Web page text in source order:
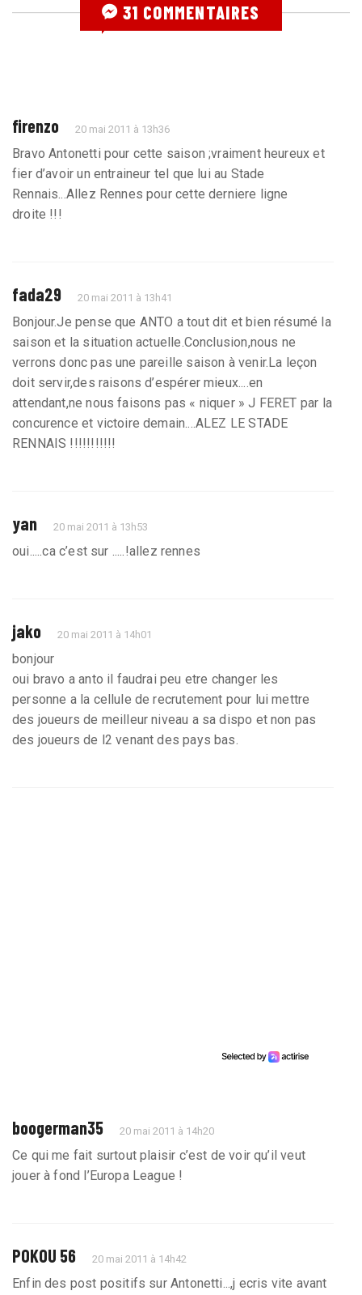
31 COMMENTAIRES
firenzo 20 mai 2011 à 13h36
Bravo Antonetti pour cette saison ;vraiment heureux et
fier d’avoir un entraineur tel que lui au Stade
Rennais...Allez Rennes pour cette derniere ligne
droite !!!
fada29 20 mai 2011 à 13h41
Bonjour.Je pense que ANTO a tout dit et bien résumé la
saison et la situation actuelle.Conclusion,nous ne
verrons donc pas une pareille saison à venir.La leçon
doit servir,des raisons d’espérer mieux....en
attendant,ne nous faisons pas « niquer » J FERET par la
concurence et victoire demain....ALEZ LE STADE
RENNAIS !!!!!!!!!!!
yan 20 mai 2011 à 13h53
oui.....ca c’est sur .....!allez rennes
jako 20 mai 2011 à 14h01
bonjour
oui bravo a anto il faudrai peu etre changer les
personne a la cellule de recrutement pour lui mettre
des joueurs de meilleur niveau a sa dispo et non pas
des joueurs de l2 venant des pays bas.
boogerman35 20 mai 2011 à 14h20
Ce qui me fait surtout plaisir c’est de voir qu’il veut
jouer à fond l’Europa League !
POKOU 56 20 mai 2011 à 14h42
Enfin des post positifs sur Antonetti...,j ecris vite avant